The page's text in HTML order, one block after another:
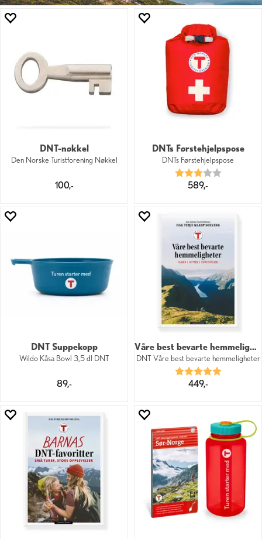
DNT-nøkkel
Den Norske Turistforening Nøkkel
100,-
DNTs Førstehjelpspose
DNTs Førstehjelpspose
Karakter:
3.0 av 5
589,-
DNT Suppekopp
Wildo Kåsa Bowl 3,5 dl DNT
89,-
Våre best bevarte hemmeligheter
DNT Våre best bevarte hemmeligheter
Karakter:
5.0 av 5
449,-